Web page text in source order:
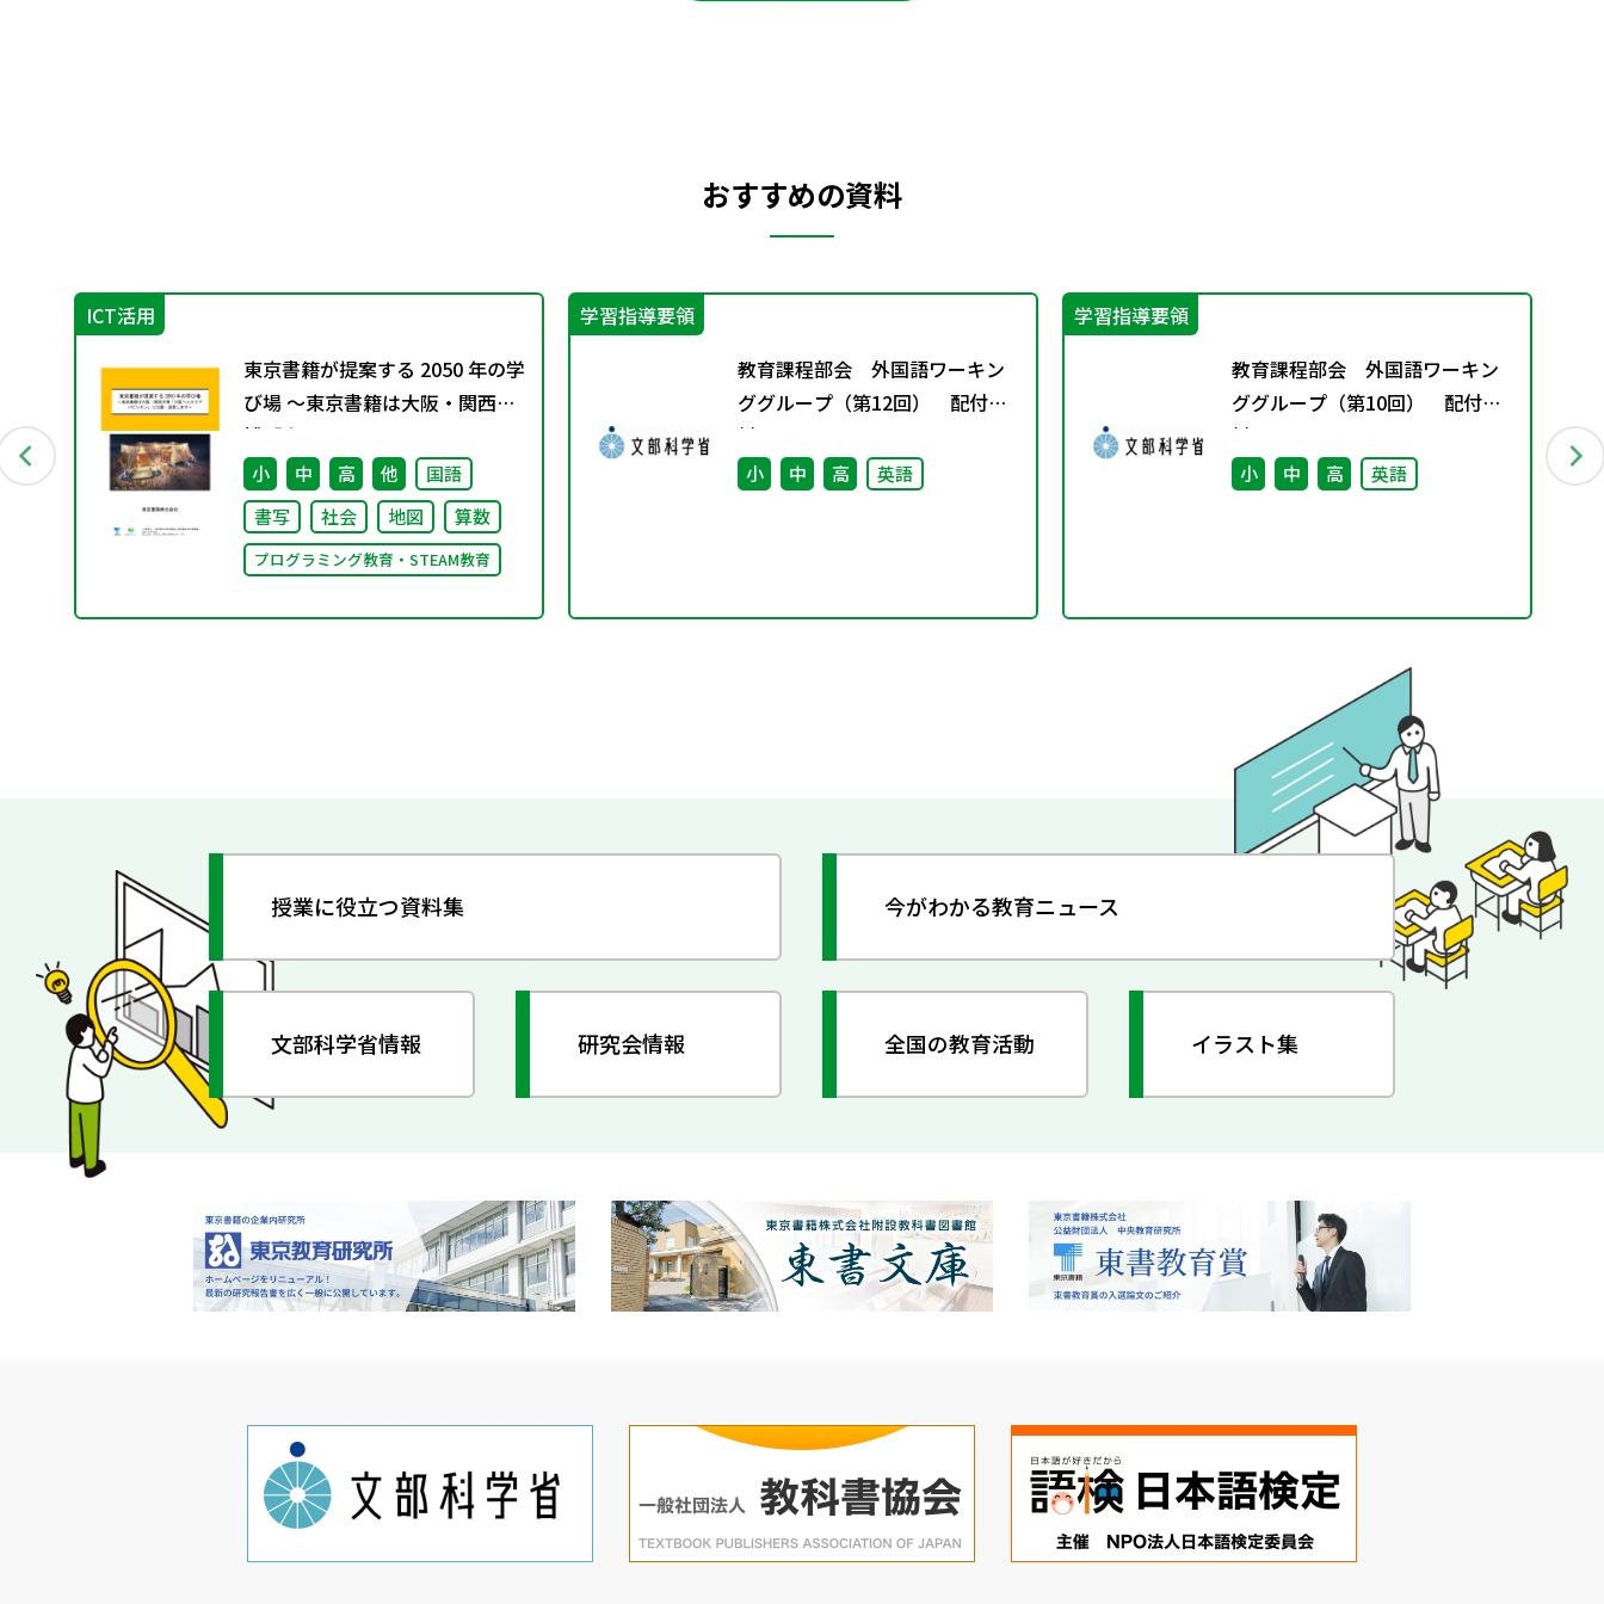
おすすめの資料
ICT活用
東京書籍が提案する 2050 年の学
び場 ～東京書籍は大阪・関西万
博「大阪ヘルスケア パビリオ
ン」に出展・協賛します～
小 中 高 他
国語
書写
社会 地図 算数
プログラミング教育・STEAM教育
学習指導要領
教育課程部会 外国語ワーキン
ググループ（第12回） 配付資
料
小 中 高 英語
学習指導要領
教育課程部会 外国語ワーキン
ググループ（第10回） 配付資
料
小 中 高 英語
授業に役立つ資料集 今がわかる教育ニュース
文部科学省情報 研究会情報 全国の教育活動 イラスト集